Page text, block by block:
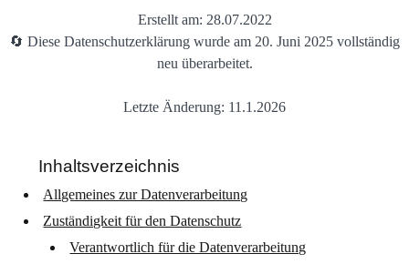
Erstellt am: 28.07.2022
🔄 Diese Datenschutzerklärung wurde am 20. Juni 2025 vollständig
neu überarbeitet.
Letzte Änderung: 11.1.2026
Inhaltsverzeichnis
Allgemeines zur Datenverarbeitung
Zuständigkeit für den Datenschutz
Verantwortlich für die Datenverarbeitung